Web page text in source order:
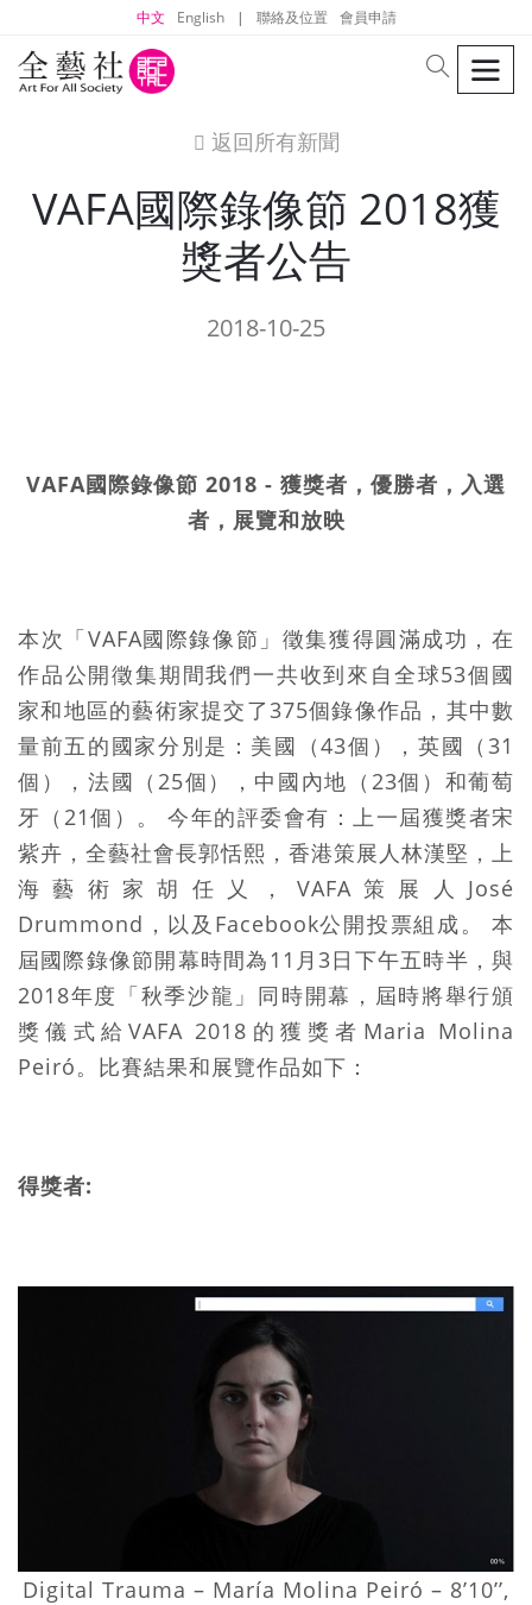
中文 English | 聯絡及位置 會員申請
search
icon
返回所有新聞
VAFA國際錄像節 2018獲
獎者公告
2018-10-25
VAFA國際錄像節 2018 - 獲獎者，優勝者，入選
者，展覽和放映
本次「VAFA國際錄像節」徵集獲得圓滿成功，在
作品公開徵集期間我們一共收到來自全球53個國
家和地區的藝術家提交了375個錄像作品，其中數
量前五的國家分別是：美國（43個），英國（31
個），法國（25個），中國內地（23個）和葡萄
牙（21個）。 今年的評委會有：上一屆獲獎者宋
紫卉，全藝社會長郭恬熙，香港策展人林漢堅，上
海藝術家胡任乂，VAFA策展人José
Drummond，以及Facebook公開投票組成。 本
屆國際錄像節開幕時間為11月3日下午五時半，與
2018年度「秋季沙龍」同時開幕，屆時將舉行頒
獎儀式給VAFA 2018的獲獎者Maria Molina
Peiró。比賽結果和展覽作品如下：
得獎者:
Digital Trauma – María Molina Peiró – 8’10’’,